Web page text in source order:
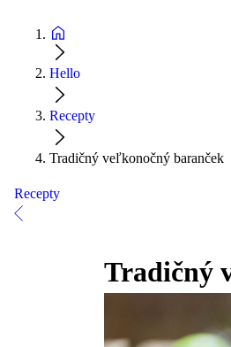
Hello
Recepty
Tradičný veľkonočný baranček
Recepty
Tradičný